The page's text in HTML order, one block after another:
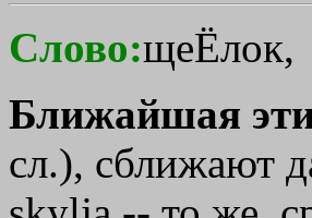
Слово:щеЁлок,
Ближайшая
сл.), сближают